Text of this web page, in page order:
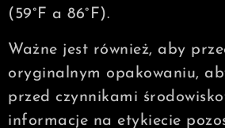
(59°F a 86°F).
Ważne jest również, aby
oryginalnym opakowaniu,
przed czynnikami
informacje na etykiecie